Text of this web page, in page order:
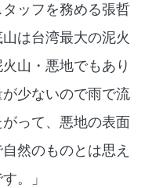
ッフを務める張哲
は台湾最大の泥火
山・悪地でもあり
少ないので雨で流
って、悪地の表面
然のものとは思え
。」